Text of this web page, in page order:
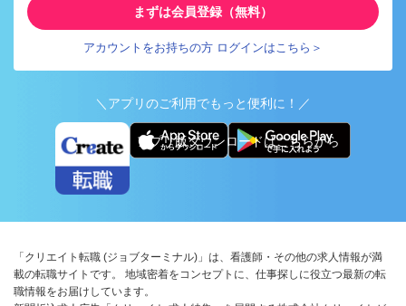
まずは会員登録（無料）
アカウントをお持ちの方 ログインはこちら＞
＼アプリのご利用でもっと便利に！／
アプリ版ダウンロードはこちらから
「クリエイト転職 (ジョブターミナル)」は、看護師・その他の求人情報が満
載の転職サイトです。 地域密着をコンセプトに、仕事探しに役立つ最新の転
職情報をお届けしています。